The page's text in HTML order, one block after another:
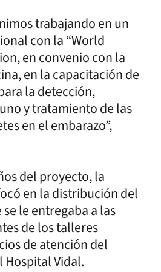
trabajando en un
con la “World
en convenio con la
en la capacitación de
la detección,
y tratamiento de las
en el embarazo”,
del proyecto, la
en la distribución del
le entregaba a las
de los talleres
de atención del
Hospital Vidal.